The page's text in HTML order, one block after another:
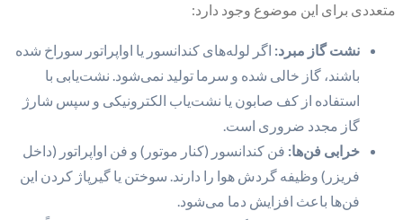
متعددی برای این موضوع وجود دارد:
نشت گاز مبرد: اگر لوله‌های کندانسور یا اواپراتور سوراخ شده
باشند، گاز خالی شده و سرما تولید نمی‌شود. نشت‌یابی با
استفاده از کف صابون یا نشت‌یاب الکترونیکی و سپس شارژ
گاز مجدد ضروری است.
خرابی فن‌ها: فن کندانسور (کنار موتور) و فن اواپراتور (داخل
فریزر) وظیفه گردش هوا را دارند. سوختن یا گیرپاژ کردن این
فن‌ها باعث افزایش دما می‌شود.